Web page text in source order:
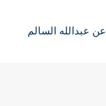
عن عبدالله السالم